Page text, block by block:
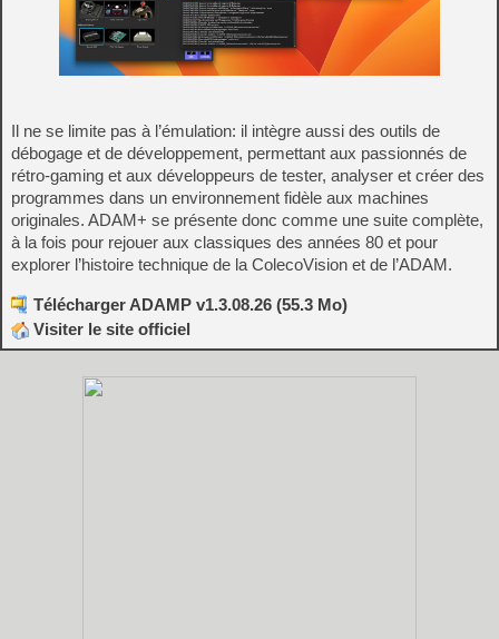
Il ne se limite pas à l’émulation: il intègre aussi des outils de
débogage et de développement, permettant aux passionnés de
rétro‑gaming et aux développeurs de tester, analyser et créer des
programmes dans un environnement fidèle aux machines
originales. ADAM+ se présente donc comme une suite complète,
à la fois pour rejouer aux classiques des années 80 et pour
explorer l’histoire technique de la ColecoVision et de l’ADAM.
Télécharger ADAMP v1.3.08.26 (55.3 Mo)
Visiter le site officiel